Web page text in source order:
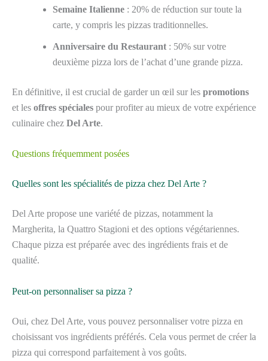
Semaine Italienne : 20% de réduction sur toute la
carte, y compris les pizzas traditionnelles.
Anniversaire du Restaurant : 50% sur votre
deuxième pizza lors de l’achat d’une grande pizza.
En définitive, il est crucial de garder un œil sur les promotions
et les offres spéciales pour profiter au mieux de votre expérience
culinaire chez Del Arte.
Questions fréquemment posées
Quelles sont les spécialités de pizza chez Del Arte ?
Del Arte propose une variété de pizzas, notamment la
Margherita, la Quattro Stagioni et des options végétariennes.
Chaque pizza est préparée avec des ingrédients frais et de
qualité.
Peut-on personnaliser sa pizza ?
Oui, chez Del Arte, vous pouvez personnaliser votre pizza en
choisissant vos ingrédients préférés. Cela vous permet de créer la
pizza qui correspond parfaitement à vos goûts.